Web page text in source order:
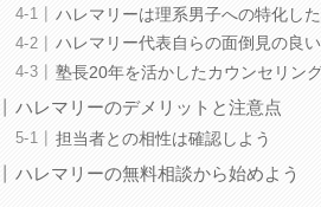
ハレマリーは理系男子への特化し
ハレマリー代表自らの面倒見の良
塾長20年を活かしたカウンセリン
ハレマリーのデメリットと注意点
担当者との相性は確認しよう
ハレマリーの無料相談から始めよう